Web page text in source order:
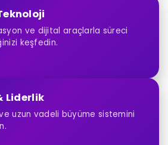
ve dijital araçlarla süreci
keşfedin.
Liderlik
uzun vadeli büyüme sistemini